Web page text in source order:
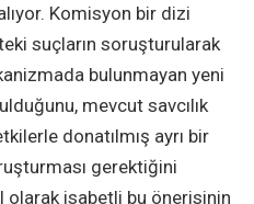
Komisyon bir dizi
suçların soruşturularak
bulunmayan yeni
mevcut savcılık
donatılmış ayrı bir
gerektiğini
olarak isabetli bu önerisinin